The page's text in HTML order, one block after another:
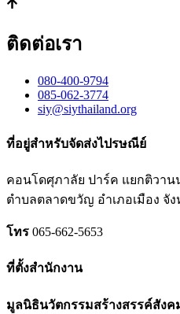
ติดต่อเรา
080-400-9794
085-062-3774
siy@siythailand.org
ที่อยู่สำหรับจัดส่งไปรษณีย์
คอนโดศุภาลัย ปาร์ค แยกติวาน
ตำบลตลาดขวัญ อำเภอเมือง จั
โทร 065-662-5653
ที่ตั้งสำนักงาน
มูลนิธินวัตกรรมสร้างสรรค์สังค